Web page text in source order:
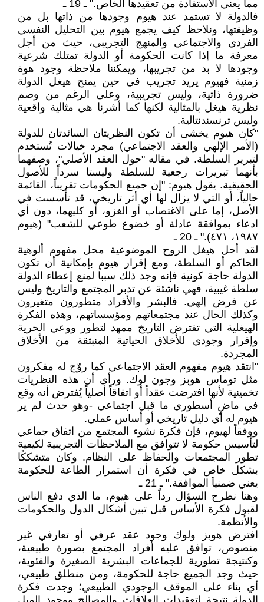
مما يعني الاستفادة من تعقيدها الخاص." ـ 19 ـ
فالدولة لا تستمد عند هيوم وجودها من ذاتها بل من
وظيفتها، ونلاحظ كيف يجمع هيوم بين التحليل النفسي
الفردي والاجتماعي والمنهج التجريبي، حيث من أجل
معرفة ما إذا كانت الحكومة أو الدولة تمتلك شرعية
وجودها لا بد من تجريبها، ويمكننا ملاحظة وجود هوة
زمنية فهيوم يريد تجريب في حين يمنح هيغل الدولة
ضرورة ذاتية، وليس تجريبية، وعلى الرغم من وصم
نظرية هيغل بالمثالية لكنها كما أشرنا هي مثالية واقعية
وليس ترنسندنتالية.
"كان هيوم يخشى أن تكون النظريتان السائدتان للدولة
(الأمر الإلهي والعقد الاجتماعي) مجرد خيالات تُستخدم
لتبرير السلطة. في مقاله "حول العقد الأصلي"، وصفهما
بأنهما تبريرات رجعية للسلطة وليستا سرداً للأصول
الحقيقية. يقول هيوم: "إن جميع الحكومات تقريباً، القائمة
حالياً، أو التي لا يزال لها أي أثر تاريخي، قد تأسست في
الأصل، إما على الاغتصاب أو الغزو، أو كليهما، دون أي
ادعاء بموافقة عادلة أو خضوع طوعي للشعب" (هيوم
١٩٨٧، ٤٧١)." ـ 20 ـ
لقد أحل هيغل الروح الموضوعية محل مفهوم ألوهية
الحاكم أو السلطة، ومع إقرار هيوم بإمكانية أن تكون
الدولة حاجة كونية فإنه وجد ذلك سبباً لمنع إعطاء الدولة
سلطة غيبية، فهي ناشئة عن تدبر المجتمع والتاريخ وليس
عن فرض إلهي. فالبشر والأفراد متطورون متغيرون
وكذلك الحال عند مجتمعاتهم ومؤسساتهم، وهذه الفكرة
الهيغلية التي تفترض التاريخ ممهد لتطور ووعي الحرية
وإقرار وجودي للأخلاق الحياتية المنبثقة من الأخلاق
المجردة.
"انتقد هيوم مفهوم العقد الاجتماعي كما روّج له مفكرون
مثل توماس هوبز وجون لوك. ورأى أن هذه النظريات
تخمينية لأنها افترضت عقداً أو اتفاقاً أصلياً يُفترض أنه وقع
في ماضٍ أسطوري ما قبل اجتماعي -وهو حدث لم ير
هيوم له أي دليل تاريخي أو أساس عملي.
ووفقاً لهيوم، فإن فكرة نشوء المجتمع من اتفاق جماعي
لتأسيس حكومة لا تتوافق مع الملاحظات التجريبية لكيفية
تطور المجتمعات والحفاظ على النظام. وكان متشككًا
بشكل خاص في فكرة أن استمرار الطاعة للحكومة
يعني ضمنياَ الموافقة." ـ 21 ـ
وهنا نطرح السؤال رداً على هيوم، ما الذي دفع الناس
لقبول فكرة الأساس قبل تبين أشكال الدول والحكومات
والأنظمة.
افترض هوبز ولوك وجود عقد عرفي أو تعارفي غير
منصوص، توافق عليه أفراد المجتمع بصورة طبيعية،
وكنتيجة تطورية للجماعات البشرية الصغيرة والفئوية،
حيث وجد الجميع حاجة للحكومة، ومن منطلق طبيعي،
أي بناء على الموقف الوجودي الطبيعي؛ وجدت فكرة